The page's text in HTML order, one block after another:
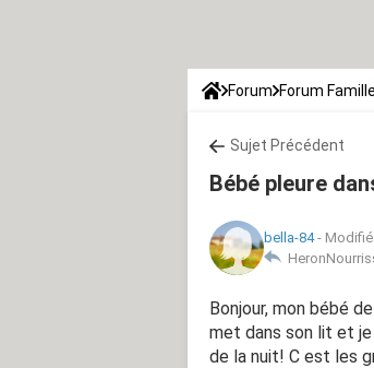
Forum Forum Famille
Sujet Précédent
Bébé pleure
bella-84- Modifié
Bonjour, mon bébé
met dans son lit et je
de la nuit! C est les